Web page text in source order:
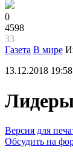
0
4598
33
Газета В мире
13.12.2018
Лидеры
Версия для
Обсудить на